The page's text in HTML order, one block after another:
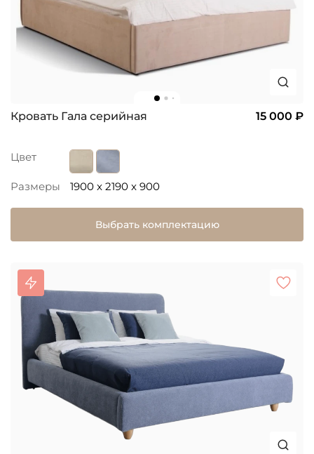
Кровать Гала серийная 15 000 ₽
Цвет
Размеры 1900 x 2190 x 900
Выбрать комплектацию